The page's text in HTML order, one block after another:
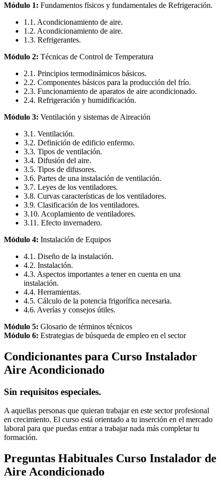
Módulo 1: Fundamentos físicos y fundamentales de Refrigeración.
1.1. Acondicionamiento de aire.
1.2. Acondicionamiento de aire.
1.3. Refrigerantes.
Módulo 2: Técnicas de Control de Temperatura
2.1. Principios termodinámicos básicos.
2.2. Componentes básicos para la producción del frío.
2.3. Funcionamiento de aparatos de aire acondicionado.
2.4. Refrigeración y humidificación.
Módulo 3: Ventilación y sistemas de Aireación
3.1. Ventilación.
3.2. Definición de edificio enfermo.
3.3. Tipos de ventilación.
3.4. Difusión del aire.
3.5. Tipos de difusores.
3.6. Partes de una instalación de ventilación.
3.7. Leyes de los ventiladores.
3.8. Curvas características de los ventiladores.
3.9. Clasificación de los ventiladores.
3.10. Acoplamiento de ventiladores.
3.11. Efecto invernadero.
Módulo 4: Instalación de Equipos
4.1. Diseño de la instalación.
4.2. Instalación.
4.3. Aspectos importantes a tener en cuenta en una
instalación.
4.4. Herramientas.
4.5. Cálculo de la potencia frigorífica necesaria.
4.6. Averías y consejos útiles.
Módulo 5: Glosario de términos técnicos
Módulo 6: Estrategias de búsqueda de empleo en el sector
Condicionantes para Curso Instalador
Aire Acondicionado
Sin requisitos especiales.
A aquellas personas que quieran trabajar en este sector profesional
en crecimiento. El curso está orientado a tu inserción en el mercado
laboral para que puedas entrar a trabajar nada más completar tu
formación.
Preguntas Habituales Curso Instalador de
Aire Acondicionado